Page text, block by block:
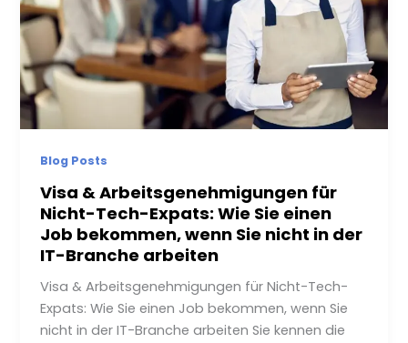
Blog Posts
Visa & Arbeitsgenehmigungen für
Nicht-Tech-Expats: Wie Sie einen
Job bekommen, wenn Sie nicht in der
IT-Branche arbeiten
Visa & Arbeitsgenehmigungen für Nicht-Tech-
Expats: Wie Sie einen Job bekommen, wenn Sie
nicht in der IT-Branche arbeiten Sie kennen die